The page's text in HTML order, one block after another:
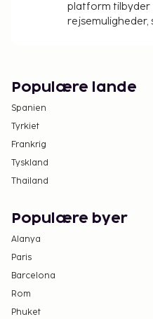
platform
rejsemuligheder,
Populære lande
Spanien
Tyrkiet
Frankrig
Tyskland
Thailand
Populære byer
Alanya
Paris
Barcelona
Rom
Phuket